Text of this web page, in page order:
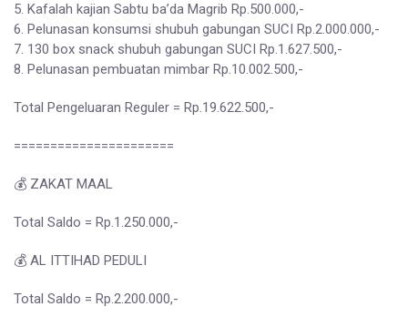
5. Kafalah kajian Sabtu ba’da Magrib Rp.500.000,-
6. Pelunasan konsumsi shubuh gabungan SUCI Rp.2.000.000,-
7. 130 box snack shubuh gabungan SUCI Rp.1.627.500,-
8. Pelunasan pembuatan mimbar Rp.10.002.500,-
Total Pengeluaran Reguler = Rp.19.622.500,-
======================
💰 ZAKAT MAAL
Total Saldo = Rp.1.250.000,-
💰 AL ITTIHAD PEDULI
Total Saldo = Rp.2.200.000,-